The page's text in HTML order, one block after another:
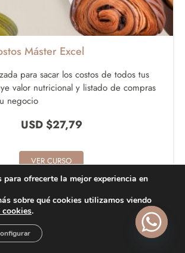
Máster Excel
para sacar los costos de todos tus
valor nutricional y listado de compras
negocio
USD $27,79
VER CURSO
ofrecerte la mejor experiencia en
sobre qué cookies utilizamos viendo
.